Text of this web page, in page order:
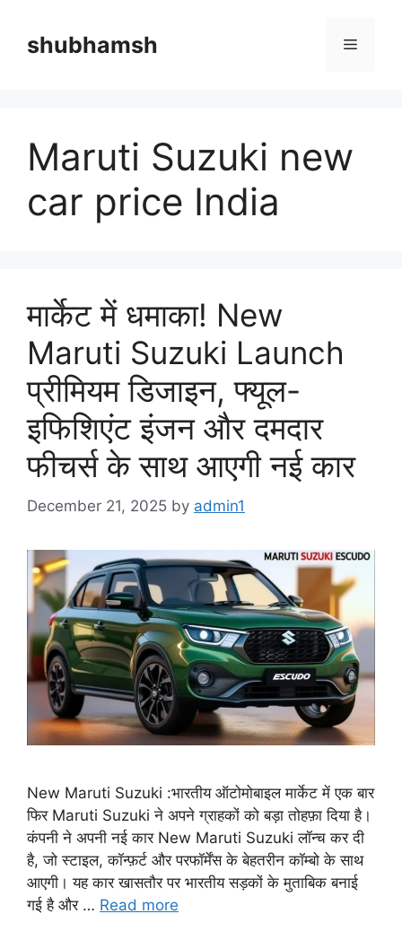
contentshubhamsh Menu
Maruti Suzuki new
car price India
मार्केट में धमाका! New
Maruti Suzuki Launch
प्रीमियम डिजाइन, फ्यूल-
इफिशिएंट इंजन और दमदार
फीचर्स के साथ आएगी नई कार
December 21, 2025 by admin1
New Maruti Suzuki :भारतीय ऑटोमोबाइल मार्केट में एक बार
फिर Maruti Suzuki ने अपने ग्राहकों को बड़ा तोहफ़ा दिया है।
कंपनी ने अपनी नई कार New Maruti Suzuki लॉन्च कर दी
है, जो स्टाइल, कॉन्फ़र्ट और परफॉर्मेंस के बेहतरीन कॉम्बो के साथ
आएगी। यह कार खासतौर पर भारतीय सड़कों के मुताबिक बनाई
गई है और … Read more